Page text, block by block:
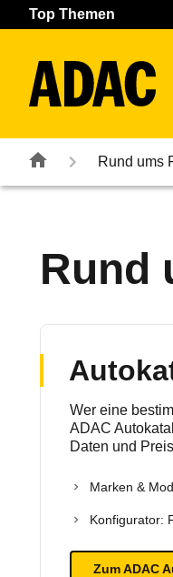
NavigationTop Themen
Rund ums
Rund
Wer eine
ADAC
Daten und
Marken &
Konfigurator:
Zum ADAC